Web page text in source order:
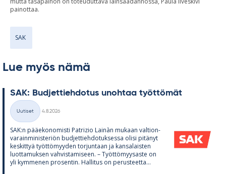
painottaa.
SAK
Lue myös nämä
SAK: Bud­jet­tieh­do­tus unoh­taa työt­tö­mät
Kategoriat
Uutiset
4.8.2026
SAK:n pää­e­ko­no­misti Pat­rizio Lainàn mu­kaan val­tion­
va­rain­mi­nis­te­riön bud­jet­tieh­do­tuk­sessa olisi pi­tä­nyt
kes­kit­tyä työt­tö­myy­den tor­jun­taan ja kan­sa­lais­ten
luot­ta­muk­sen vah­vis­ta­mi­seen. – Työt­tö­myy­saste on
yli kym­me­nen pro­sen­tin. Hal­li­tus on pe­rus­teetta...